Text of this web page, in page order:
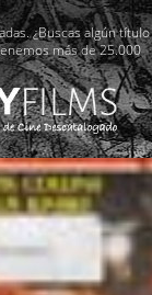
¿Buscas algún título
más de 25.000